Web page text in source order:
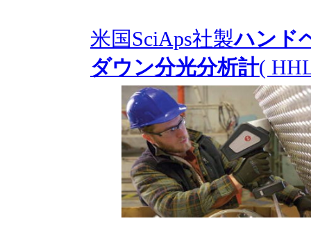
米国SciAps社製ハンド
ダウン分光分析計(